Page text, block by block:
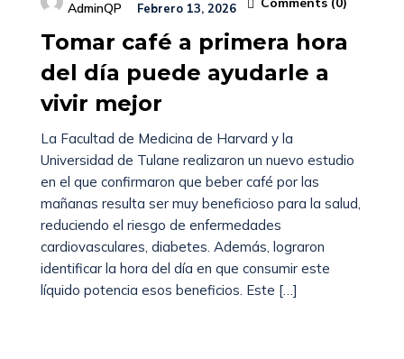
AdminQP Febrero 13, 2026
Tomar café a primera hora
del día puede ayudarle a
vivir mejor
La Facultad de Medicina de Harvard y la
Universidad de Tulane realizaron un nuevo estudio
en el que confirmaron que beber café por las
mañanas resulta ser muy beneficioso para la salud,
reduciendo el riesgo de enfermedades
cardiovasculares, diabetes. Además, lograron
identificar la hora del día en que consumir este
líquido potencia esos beneficios. Este […]